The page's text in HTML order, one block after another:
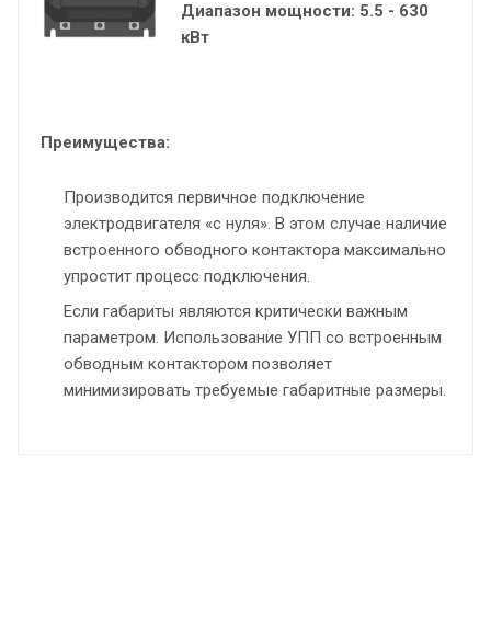
Диапазон мощности: 5.5 - 630
кВт
Преимущества:
Производится первичное подключение
электродвигателя «с нуля». В этом случае наличие
встроенного обводного контактора максимально
упростит процесс подключения.
Если габариты являются критически важным
параметром. Использование УПП со встроенным
обводным контактором позволяет
минимизировать требуемые габаритные размеры.